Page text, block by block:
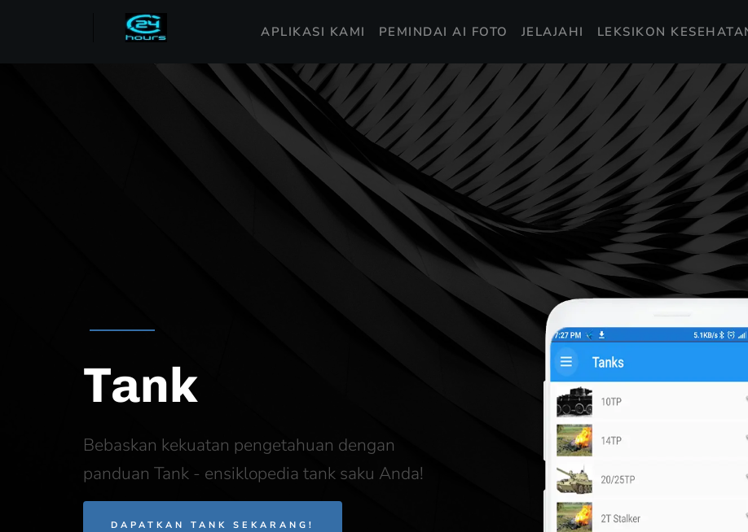
APLIKASI KAMI PEMINDAI AI FOTO JELAJAHI LEKSIKON
Tank
Bebaskan kekuatan pengetahuan dengan
panduan Tank - ensiklopedia tank saku Anda!
DAPATKAN TANK SEKARANG!